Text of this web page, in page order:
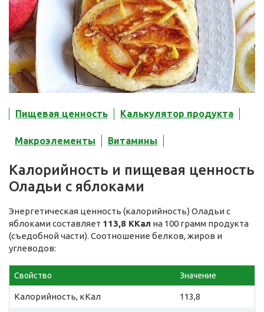
Пищевая ценность Калькулятор продукта
Макроэлементы Витамины
Калорийность и пищевая ценность
Оладьи с яблоками
Энергетическая ценность (калорийность) Оладьи с
яблоками составляет 113,8 ККал на 100 грамм продукта
(съедобной части). Соотношение белков, жиров и
углеводов:
Свойство Значение
Калорийность, кКал 113,8